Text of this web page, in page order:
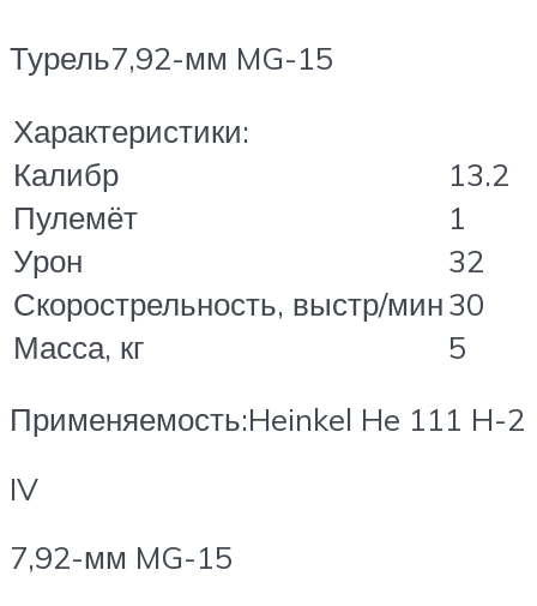
Турель7,92-мм MG-15
Характеристики:
Калибр
13.2
Пулемёт
1
Урон
32
Скорострельность, выстр/мин30
Масса, кг
5
Применяемость:Heinkel He 111 H-2
IV
7,92-мм MG-15